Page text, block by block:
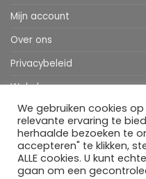
Mijn account
Over ons
Privacybeleid
Webshop
Winkelwagen
Stripe MasterCard
We gebruiken cookies
relevante ervaring te
herhaalde bezoeken te
accepteren" te klikken,
ALLE cookies. U kunt
gaan om een